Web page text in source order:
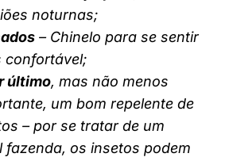
noturnas;
– Chinelo para se sentir
confortável;
último, mas não menos
um bom repelente de
– por se tratar de um
fazenda, os insetos podem